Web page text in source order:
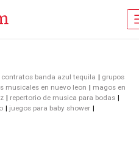
contratos banda azul tequila
grupos
musicales en nuevo leon
magos en
repertorio de musica para bodas
juegos para baby shower